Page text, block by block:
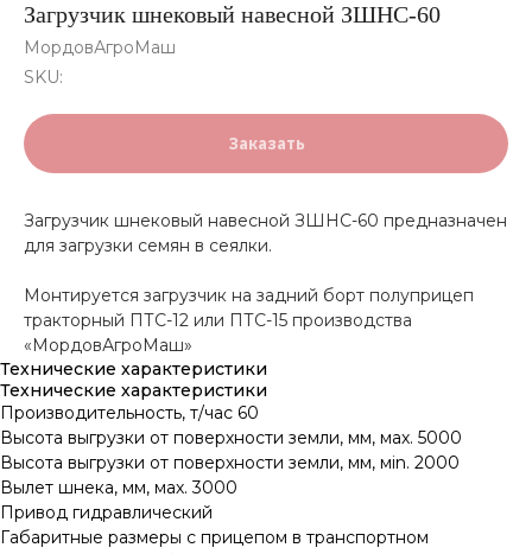
Загрузчик шнековый навесной ЗШНС-60
МордовАгроМаш
SKU:
Заказать
Загрузчик шнековый навесной ЗШНС-60 предназначен
для загрузки семян в сеялки.
Монтируется загрузчик на задний борт полуприцеп
тракторный ПТС-12 или ПТС-15 производства
«МордовАгроМаш»
Технические характеристики
Технические характеристики
Производительность, т/час 60
Высота выгрузки от поверхности земли, мм, мах. 5000
Высота выгрузки от поверхности земли, мм, мin. 2000
Вылет шнека, мм, мах. 3000
Привод гидравлический
Габаритные размеры с прицепом в транспортном